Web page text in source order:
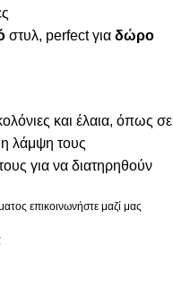
στυλ, perfect για δώρο
και έλαια, όπως σε
η λάμψη τους
για να διατηρηθούν
επικοινωνήστε μαζί μας